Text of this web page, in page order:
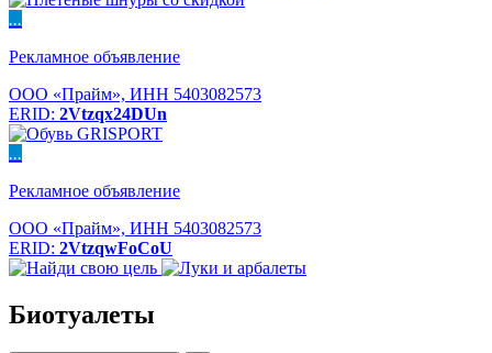
...
Рекламное объявление
ООО «Прайм», ИНН 5403082573
ERID: 2Vtzqx24DUn
...
Рекламное объявление
ООО «Прайм», ИНН 5403082573
ERID: 2VtzqwFoCoU
Биотуалеты